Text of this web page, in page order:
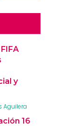
y
Aguilera
16